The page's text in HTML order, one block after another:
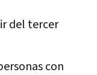
del tercer
con